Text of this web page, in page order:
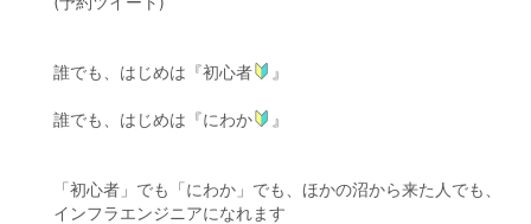
誰でも、はじめは『初心者 』
誰でも、はじめは『にわか 』
「初心者」でも「にわか」でも、ほかの沼から来た人でも、
インフラエンジニアになれます